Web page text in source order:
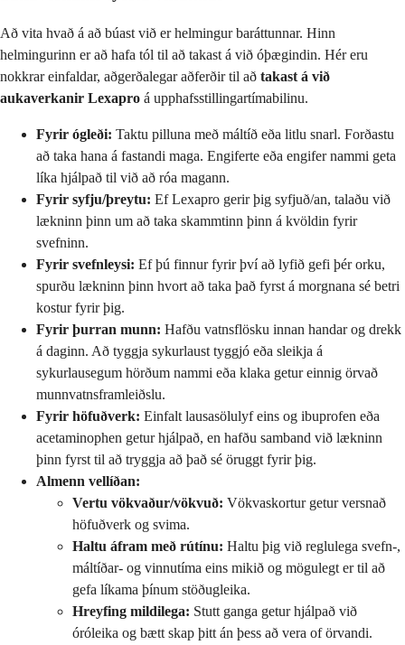
Að vita hvað á að búast við er helmingur baráttunnar. Hinn
helmingurinn er að hafa tól til að takast á við óþægindin. Hér eru
nokkrar einfaldar, aðgerðalegar aðferðir til að takast á við
aukaverkanir Lexapro á upphafsstillingartímabilinu.
Fyrir ógleði: Taktu pilluna með máltíð eða litlu snarl. Forðastu
að taka hana á fastandi maga. Engiferte eða engifer nammi geta
líka hjálpað til við að róa magann.
Fyrir syfju/þreytu: Ef Lexapro gerir þig syfjuð/an, talaðu við
lækninn þinn um að taka skammtinn þinn á kvöldin fyrir
svefninn.
Fyrir svefnleysi: Ef þú finnur fyrir því að lyfið gefi þér orku,
spurðu lækninn þinn hvort að taka það fyrst á morgnana sé betri
kostur fyrir þig.
Fyrir þurran munn: Hafðu vatnsflösku innan handar og drekk
á daginn. Að tyggja sykurlaust tyggjó eða sleikja á
sykurlausegum hörðum nammi eða klaka getur einnig örvað
munnvatnsframleiðslu.
Fyrir höfuðverk: Einfalt lausasölulyf eins og ibuprofen eða
acetaminophen getur hjálpað, en hafðu samband við lækninn
þinn fyrst til að tryggja að það sé öruggt fyrir þig.
Almenn vellíðan:
Vertu vökvaður/vökvuð: Vökvaskortur getur versnað
höfuðverk og svima.
Haltu áfram með rútínu: Haltu þig við reglulega svefn-,
máltíðar- og vinnutíma eins mikið og mögulegt er til að
gefa líkama þínum stöðugleika.
Hreyfing mildilega: Stutt ganga getur hjálpað við
óróleika og bætt skap þitt án þess að vera of örvandi.